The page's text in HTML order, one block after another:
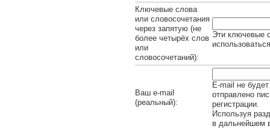
Ключевые слова
или словосочетания
через запятую (не
более четырёх слов
или
словосочетаний):
Эти ключевые
Ваш e-mail
(реальный):
E-mail не
отправлено
регистрации.
Используя
в дальнейшем